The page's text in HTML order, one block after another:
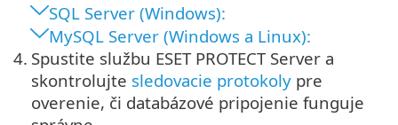
SQL Server (Windows):
MySQL Server (Windows a Linux):
4. Spustite službu ESET PROTECT Server a
skontrolujte sledovacie protokoly pre
overenie, či databázové pripojenie funguje